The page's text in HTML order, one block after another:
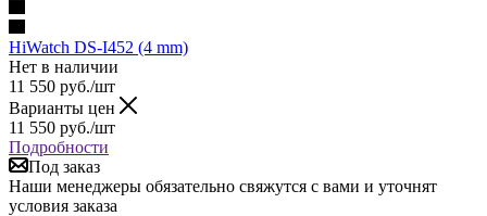
HiWatch DS-I452 (4 mm)
Нет в наличии
11 550 руб./шт
Варианты цен
11 550 руб./шт
Подробности
Под заказ
Наши менеджеры обязательно свяжутся с вами и уточнят
условия заказа